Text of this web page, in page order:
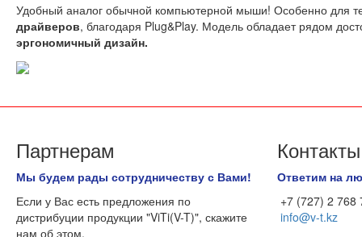
Удобный аналог обычной компьютерной мыши! Особенно для
драйверов, благодаря Plug&Play. Модель обладает рядом
эргономичный дизайн.
Партнерам
Мы будем рады сотрудничеству с Вами!
Если у Вас есть предложения по
дистрибуции продукции "ViTi(V-T)", скажите
нам об этом.
Контакты
Ответим на
+7 (727) 2 768
info@v-t.kz